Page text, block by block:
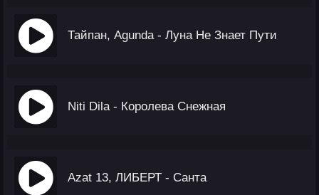
Тайпан, Agunda - Луна Не Знает Пути
Niti Dila - Королева Снежная
Azat 13, ЛИБЕРТ - Санта